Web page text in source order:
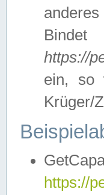
https://
ein, so
Krüger/
https://